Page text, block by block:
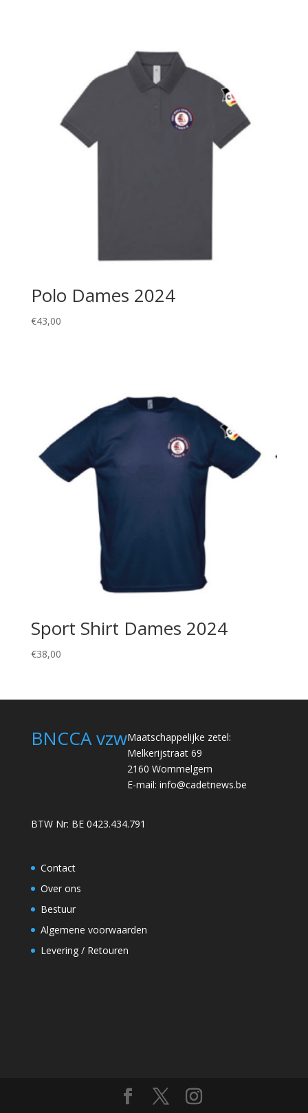
Polo Dames 2024
€43,00
Sport Shirt Dames 2024
€38,00
BNCCA vzwMaatschappelijke zetel:
Melkerijstraat 69
2160 Wommelgem
E-mail: info@cadetnews.be
BTW Nr: BE 0423.434.791
Contact
Over ons
Bestuur
Algemene voorwaarden
Levering / Retouren